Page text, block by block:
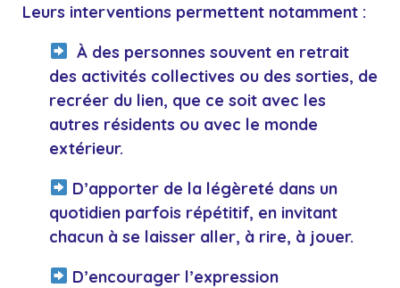
Leurs interventions permettent notamment :
À des personnes souvent en retrait
des activités collectives ou des sorties, de
recréer du lien, que ce soit avec les
autres résidents ou avec le monde
extérieur.
D’apporter de la légèreté dans un
quotidien parfois répétitif, en invitant
chacun à se laisser aller, à rire, à jouer.
D’encourager l’expression